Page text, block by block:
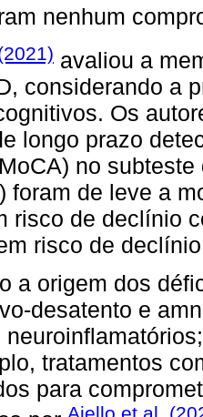
nenhum
avaliou a
considerando a
Os
longo prazo
no
foram de leve a
risco de declínio
risco de
a origem dos
desatento e
tratamentos
para